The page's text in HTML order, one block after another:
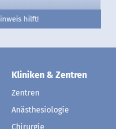
hilft!
Kliniken & Zentren
Zentren
Anästhesiologie
Chirurgie